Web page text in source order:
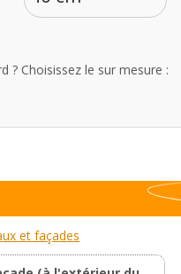
?Choisissez le sur mesure :
et façades